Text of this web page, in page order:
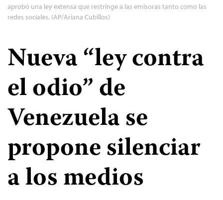
aprobó una ley extensa que restringe a las emisoras tanto como las
redes sociales. (AP/Ariana Cubillos)
Nueva “ley contra
el odio” de
Venezuela se
propone silenciar
a los medios